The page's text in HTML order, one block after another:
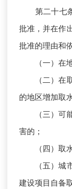
第二十七条
批准，并在作
批准的理由和
（一）在地
（二）在取
的地区增加取
（三）可能
害的；
（四）取水
（五）城市
建设项目自备